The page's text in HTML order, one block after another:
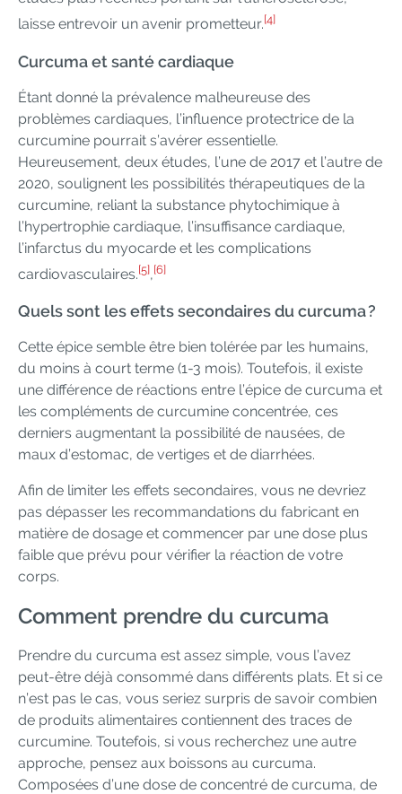
laisse entrevoir un avenir prometteur.[4]
Curcuma et santé cardiaque
Étant donné la prévalence malheureuse des
problèmes cardiaques, l’influence protectrice de la
curcumine pourrait s’avérer essentielle.
Heureusement, deux études, l’une de 2017 et l’autre de
2020, soulignent les possibilités thérapeutiques de la
curcumine, reliant la substance phytochimique à
l’hypertrophie cardiaque, l’insuffisance cardiaque,
l’infarctus du myocarde et les complications
cardiovasculaires.[5],[6]
Quels sont les effets secondaires du curcuma ?
Cette épice semble être bien tolérée par les humains,
du moins à court terme (1-3 mois). Toutefois, il existe
une différence de réactions entre l’épice de curcuma et
les compléments de curcumine concentrée, ces
derniers augmentant la possibilité de nausées, de
maux d’estomac, de vertiges et de diarrhées.
Afin de limiter les effets secondaires, vous ne devriez
pas dépasser les recommandations du fabricant en
matière de dosage et commencer par une dose plus
faible que prévu pour vérifier la réaction de votre
corps.
Comment prendre du curcuma
Prendre du curcuma est assez simple, vous l’avez
peut-être déjà consommé dans différents plats. Et si ce
n’est pas le cas, vous seriez surpris de savoir combien
de produits alimentaires contiennent des traces de
curcumine. Toutefois, si vous recherchez une autre
approche, pensez aux boissons au curcuma.
Composées d’une dose de concentré de curcuma, de